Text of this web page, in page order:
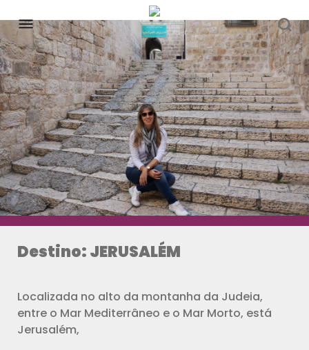
Destino: JERUSALÉM
Localizada no alto da montanha da Judeia,
entre o Mar Mediterrâneo e o Mar Morto, está
Jerusalém,